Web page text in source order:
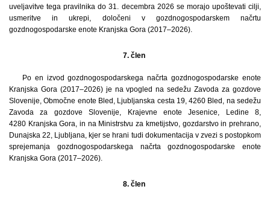
uveljavitve tega pravilnika do 31. decembra 2026 se morajo upoštevati cilji,
usmeritve in ukrepi, določeni v gozdnogospodarskem načrtu
gozdnogospodarske enote Kranjska Gora (2017–2026).
7. člen
Po en izvod gozdnogospodarskega načrta gozdnogospodarske enote
Kranjska Gora (2017–2026) je na vpogled na sedežu Zavoda za gozdove
Slovenije, Območne enote Bled, Ljubljanska cesta 19, 4260 Bled, na sedežu
Zavoda za gozdove Slovenije, Krajevne enote Jesenice, Ledine 8,
4280 Kranjska Gora, in na Ministrstvu za kmetijstvo, gozdarstvo in prehrano,
Dunajska 22, Ljubljana, kjer se hrani tudi dokumentacija v zvezi s postopkom
sprejemanja gozdnogospodarskega načrta gozdnogospodarske enote
Kranjska Gora (2017–2026).
8. člen